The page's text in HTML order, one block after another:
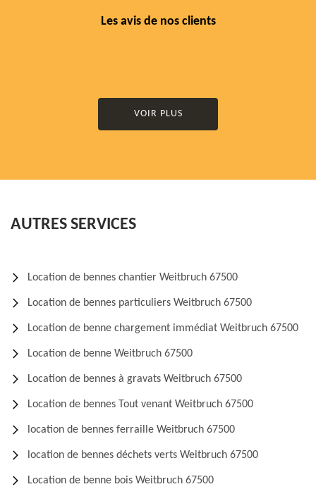
Les avis de nos clients
VOIR PLUS
AUTRES SERVICES
Location de bennes chantier Weitbruch 67500
Location de bennes particuliers Weitbruch 67500
Location de benne chargement immédiat Weitbruch 67500
Location de benne Weitbruch 67500
Location de bennes à gravats Weitbruch 67500
Location de bennes Tout venant Weitbruch 67500
location de bennes ferraille Weitbruch 67500
location de bennes déchets verts Weitbruch 67500
Location de benne bois Weitbruch 67500